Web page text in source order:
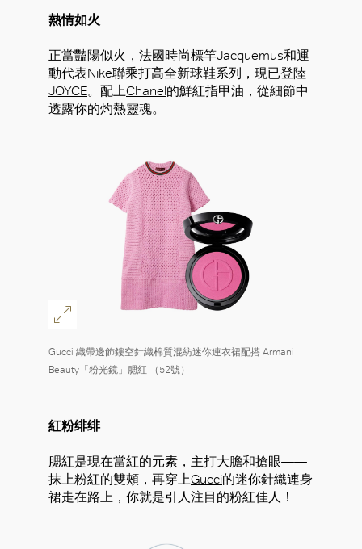
熱情如火
正當豔陽似火，法國時尚標竿Jacquemus和運
動代表Nike聯乘打高全新球鞋系列，現已登陸
JOYCE。配上Chanel的鮮紅指甲油，從細節中
透露你的灼熱靈魂。
Gucci 織帶邊飾鏤空針織棉質混紡迷你連衣裙配搭 Armani
Beauty「粉光鏡」腮紅 （52號）
紅粉绯绯
腮紅是現在當紅的元素，主打大膽和搶眼——
抹上粉紅的雙頰，再穿上Gucci的迷你針織連身
裙走在路上，你就是引人注目的粉紅佳人！
好